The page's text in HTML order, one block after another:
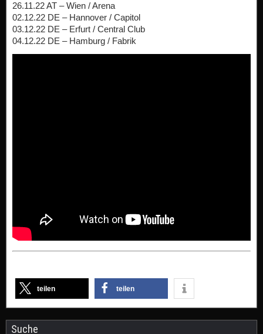
26.11.22 AT – Wien / Arena
02.12.22 DE – Hannover / Capitol
03.12.22 DE – Erfurt / Central Club
04.12.22 DE – Hamburg / Fabrik
teilen teilen
Suche